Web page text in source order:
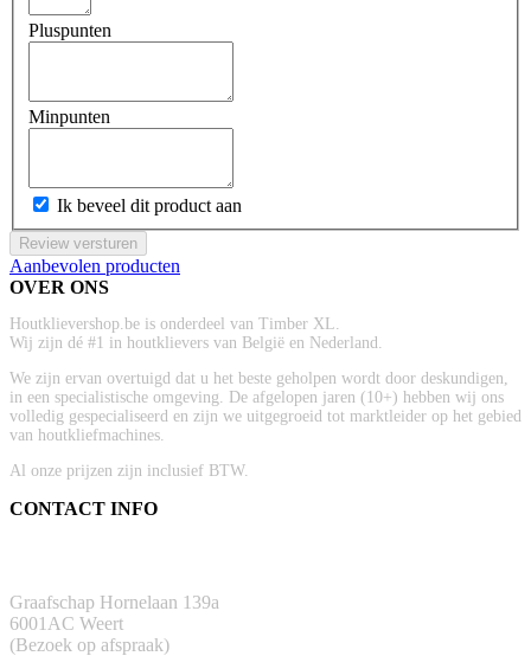
Pluspunten
Minpunten
Ik beveel dit product aan
Review versturen
Aanbevolen producten
OVER ONS
Houtklievershop.be is onderdeel van Timber XL.
Wij zijn dé #1 in houtklievers van België en Nederland.
We zijn ervan overtuigd dat u het beste geholpen wordt door deskundigen,
in een specialistische omgeving. De afgelopen jaren (10+) hebben wij ons
volledig gespecialiseerd en zijn we uitgegroeid tot marktleider op het gebied
van houtkliefmachines.
Al onze prijzen zijn inclusief BTW.
CONTACT INFO
Graafschap Hornelaan 139a
6001AC Weert
(Bezoek op afspraak)